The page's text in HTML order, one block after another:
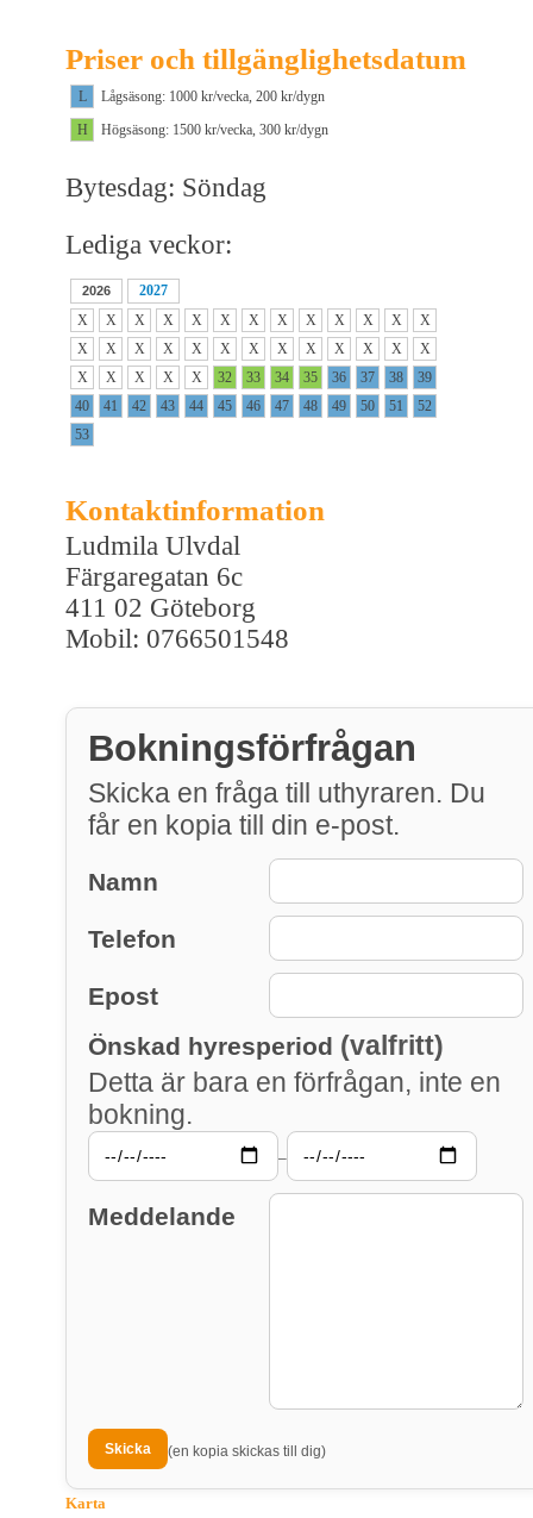
Priser och tillgänglighetsdatum
L
Lågsäsong: 1000 kr/vecka, 200 kr/dygn
H
Högsäsong: 1500 kr/vecka, 300 kr/dygn
Bytesdag: Söndag
Lediga veckor:
2026
2027
X
X X X X X X X X X X X
X
X
X X X X X X X X X X X
X
X
X X X X 32 33 34 35 36 37 38
39
40
41 42 43 44 45 46 47 48 49 50 51
52
53
Kontaktinformation
Ludmila Ulvdal
Färgaregatan 6c
411 02 Göteborg
Mobil: 0766501548
Bokningsförfrågan
Skicka en fråga till uthyraren. Du
får en kopia till din e-post.
Namn
Telefon
Epost
Önskad hyresperiod (valfritt)
Detta är bara en förfrågan, inte en
bokning.
–
Meddelande
(en kopia skickas till dig)
Karta